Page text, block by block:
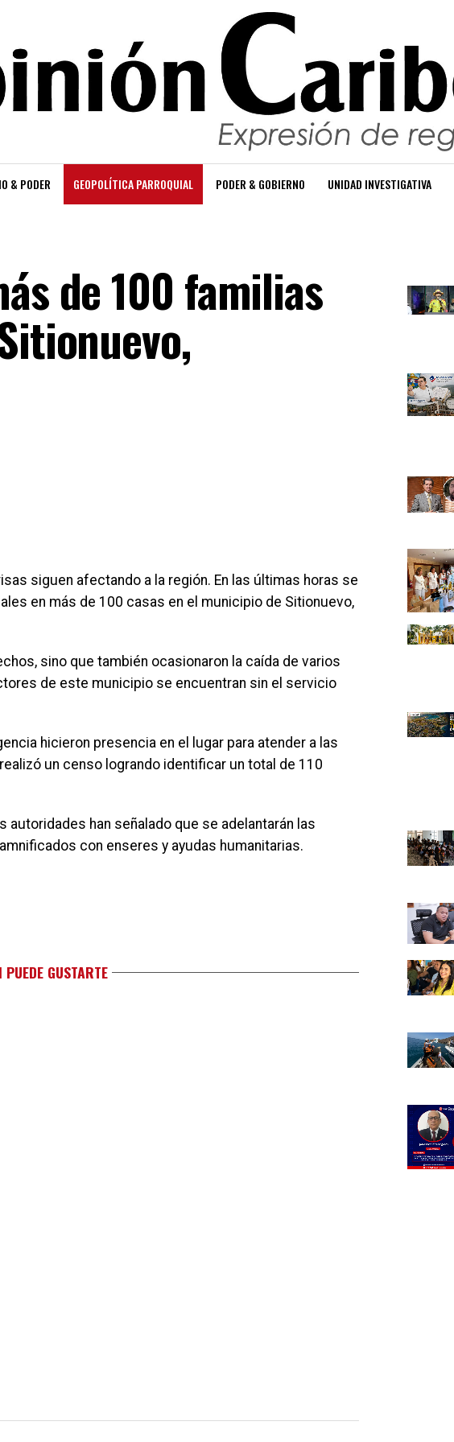
& PODER GEOPOLÍTICA PARROQUIAL PODER & GOBIERNO UNIDAD INVESTIGATIVA
de 100 familias
siguen afectando a la región. En las últimas horas se
en más de 100 casas en el municipio de Sitionuevo,
sino que también ocasionaron la caída de varios
de este municipio se encuentran sin el servicio
hicieron presencia en el lugar para atender a las
un censo logrando identificar un total de 110
han señalado que se adelantarán las
con enseres y ayudas humanitarias.
GUSTARTE